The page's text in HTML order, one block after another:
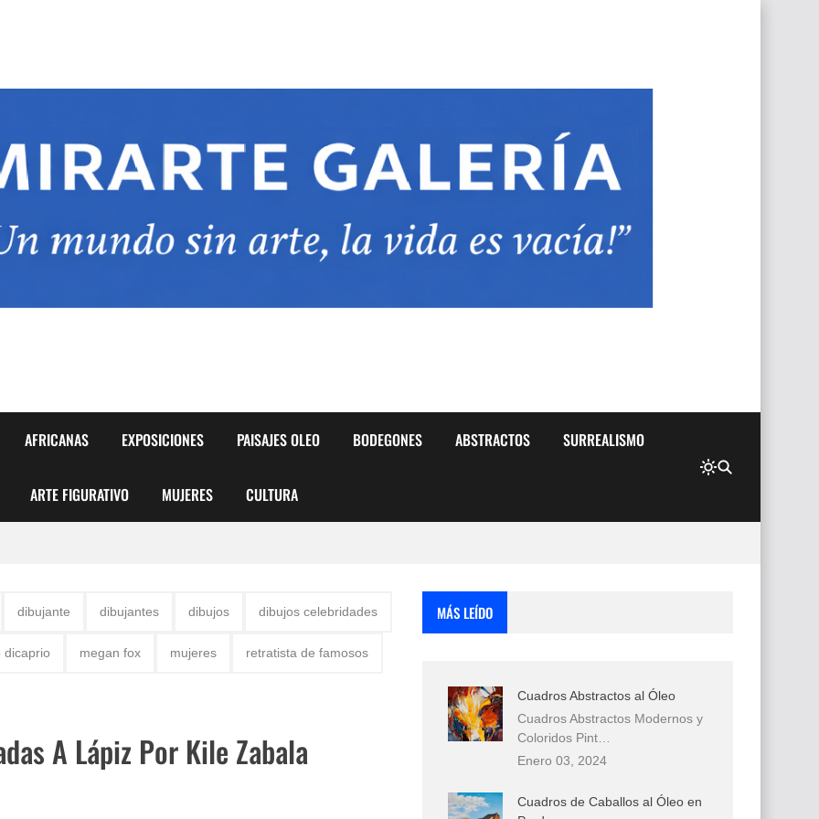
AFRICANAS EXPOSICIONES PAISAJES OLEO BODEGONES ABSTRACTOS SURREALISMO
ARTE FIGURATIVO MUJERES CULTURA
Biryulina Vita
Bellas del Mundo
dibujante dibujantes dibujos dibujos celebridades
dicaprio megan fox mujeres retratista de famosos
A Lápiz Por Kile Zabala
MÁS LEÍDO
Cuadros Abstractos al Óleo
Cuadros Abstractos Modernos y
Coloridos Pint…
Enero 03, 2024
Cuadros de Caballos al Óleo en